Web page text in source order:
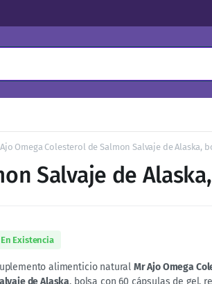
Omega Colesterol de Salmon Salvaje de Alaska,
Salvaje de
En Existencia
alimenticio natural Mr Ajo Omega
de Alaska, bolsa con 60 cápsulas de gel,